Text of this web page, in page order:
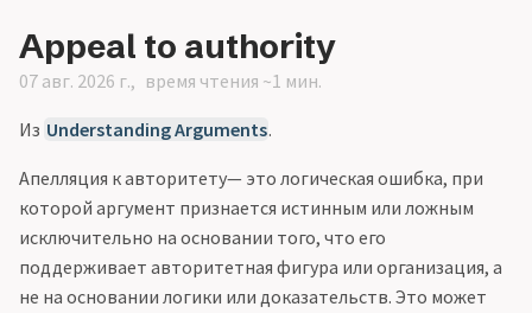
Appeal to authority
07 авг. 2026 г. время чтения ~1 мин.
Из Understanding Arguments.
Апелляция к авторитету— это логическая ошибка, при
которой аргумент признается истинным или ложным
исключительно на основании того, что его
поддерживает авторитетная фигура или организация, а
не на основании логики или доказательств. Это может